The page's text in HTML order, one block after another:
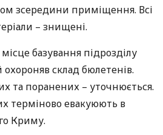
зсередини приміщення. Всі
– знищені.
базування підрозділу
охороняв склад бюлетенів.
та поранених – уточнюється.
терміново евакуюють в
Криму.